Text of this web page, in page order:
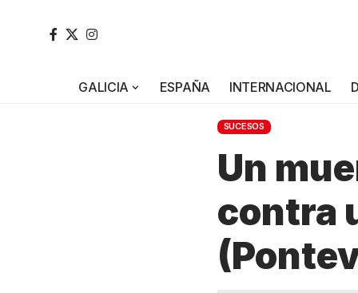
GALICIA ESPAÑA INTERNACIONAL
SUCESOS
Un
contra